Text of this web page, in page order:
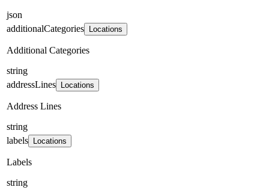
json
additionalCategories
Locations
Additional Categories
string
addressLines
Locations
Address Lines
string
labels
Locations
Labels
string